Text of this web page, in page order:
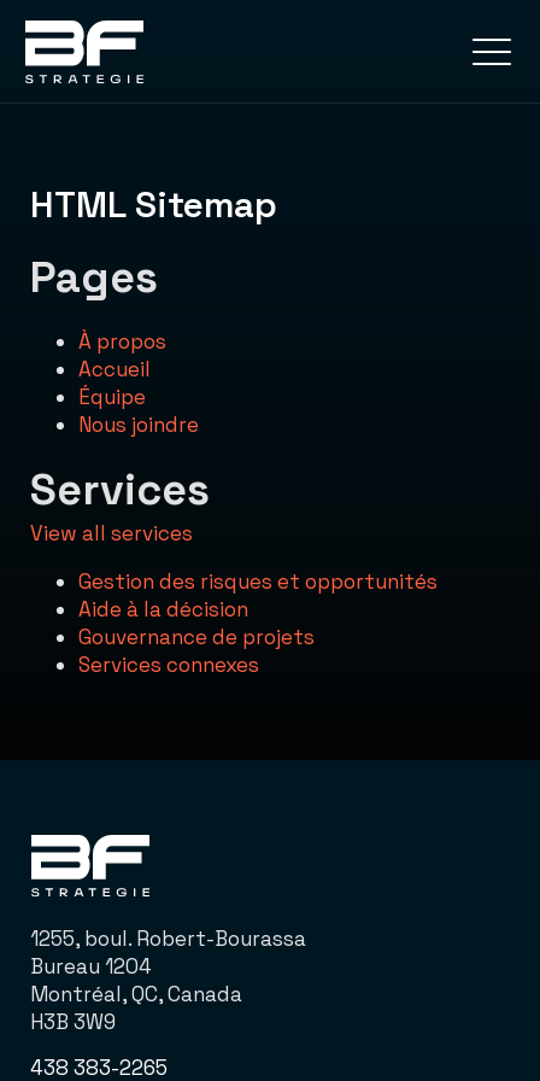
HTML Sitemap
Pages
À propos
Accueil
Équipe
Nous joindre
Services
View all services
Gestion des risques et opportunités
Aide à la décision
Gouvernance de projets
Services connexes
1255, boul. Robert-Bourassa
Bureau 1204
Montréal, QC, Canada
H3B 3W9
438 383-2265